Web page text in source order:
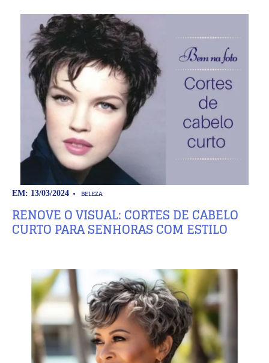
EM: 13/03/2024 BELEZA
RENOVE O VISUAL: CORTES DE CABELO
CURTO PARA SENHORAS COM ESTILO